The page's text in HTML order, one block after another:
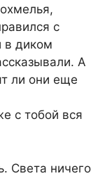
с
в диком
А
ли они еще
с тобой вся
Света ничего